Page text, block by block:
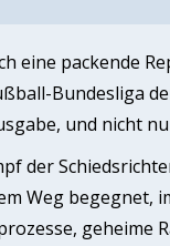
eine packende
Bundesliga
und nicht
der
Weg begegnet,
geheime